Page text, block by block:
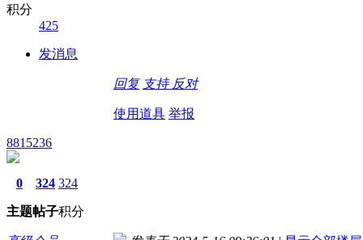
积分
425
发消息
回复 支持 反对
使用道具 举报
8815236
0
主题
324
帖子
324
积分